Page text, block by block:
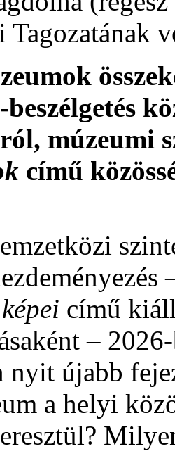
múzeumi
című
című
–
nyit újabb
a helyi